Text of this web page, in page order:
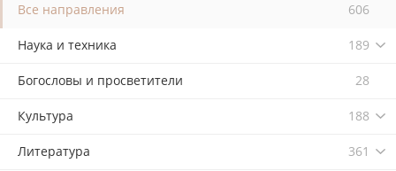
Все направления 606
Наука и техника 189
Богословы и просветители 28
Культура 188
Литература 361